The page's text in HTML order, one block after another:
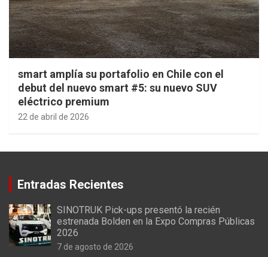
smart amplía su portafolio en Chile con el
debut del nuevo smart #5: su nuevo SUV
eléctrico premium
22 de abril de 2026
Entradas Recientes
SINOTRUK Pick-ups presentó la recién
estrenada Bolden en la Expo Compras Públicas
2026
7 de agosto de 2026